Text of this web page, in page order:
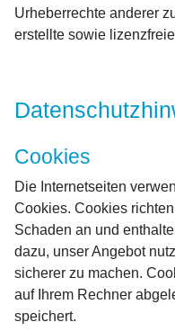
Urheberrechte anderer
erstellte sowie
Cookies
Die Internetseiten
Cookies. Cookies
Schaden an und
dazu, unser Angebot
sicherer zu machen.
auf Ihrem Rechner
speichert.